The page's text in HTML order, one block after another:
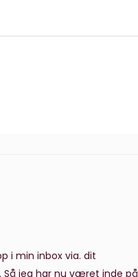
i min inbox via. dit
jeg har nu været inde på